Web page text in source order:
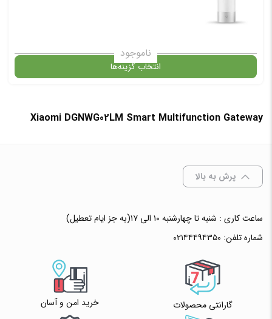
✧ چت با پشتیبان واتس آپ
ناموجود
انتخاب گزینه‌ها
در حال حاضر این محصول در انبار موجود نیست و در دسترس نمی باشد.
Xiaomi DGNWG02LM Smart Multifunction Gateway
پرش به بالا
ساعت کاری : شنبه تا چهارشنبه ۱۰ الی ۱۷(به جز ایام تعطیل)
شماره تلفن: ۰۲۱۴۴۴۹۴۳۵۰
گارانتی محصولات خرید امن و آسان